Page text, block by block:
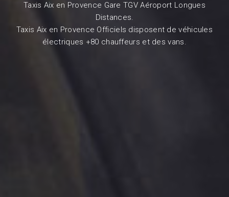
Taxis Aix en Provence Gare TGV Aéroport Longues
Distances.
Taxis Aix en Provence Officiels disposent de véhicules
électriques +80 chauffeurs et des vans.